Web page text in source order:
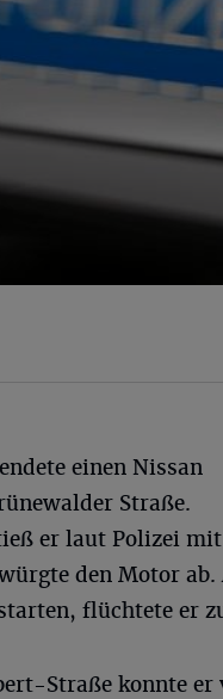
einen Nissan
Straße.
er laut Polizei
den Motor
flüchtete er
Straße konnte er